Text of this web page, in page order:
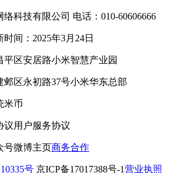
科技有限公司 电话：010-60606666
时间：2025年3月24日
区安居路小米智慧产业园
区永初路37号小米华东总部
米币
议用户服务协议
号微博主页商务合作
号 京ICP备17017388号-1营业执照